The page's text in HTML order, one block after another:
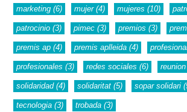
marketing (6) mujer(4) mujeres (10)
patrocinio (3) pimec (3) premios (3)
premis ap (4) premis aplleida (4)
profesionales (3) redes sociales (6) reunion
solidaridad(4) solidaritat (5) sopar solidari
tecnologia (3) trobada (3)